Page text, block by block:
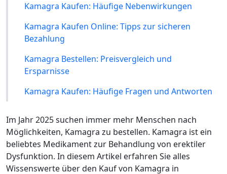
Kamagra Kaufen: Häufige Nebenwirkungen
Kamagra Kaufen Online: Tipps zur sicheren
Bezahlung
Kamagra Bestellen: Preisvergleich und
Ersparnisse
Kamagra Kaufen: Häufige Fragen und Antworten
Im Jahr 2025 suchen immer mehr Menschen nach
Möglichkeiten, Kamagra zu bestellen. Kamagra ist ein
beliebtes Medikament zur Behandlung von erektiler
Dysfunktion. In diesem Artikel erfahren Sie alles
Wissenswerte über den Kauf von Kamagra in